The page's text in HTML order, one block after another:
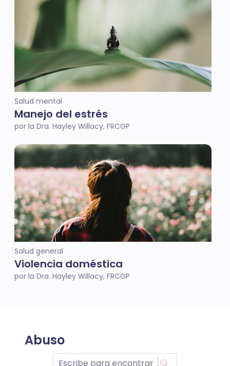
Salud mental
Manejo del estrés
por la Dra. Hayley Willacy, FRCGP
Salud general
Violencia doméstica
por la Dra. Hayley Willacy, FRCGP
Abuso